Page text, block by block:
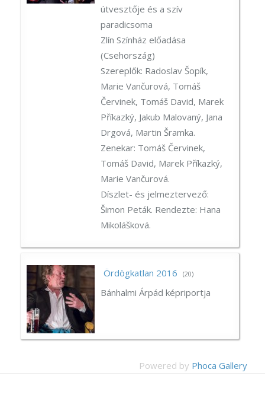
útvesztője és a szív
paradicsoma
Zlín Színház előadása
(Csehország)
Szereplők: Radoslav Šopík,
Marie Vančurová, Tomáš
Červinek, Tomáš David, Marek
Příkazký, Jakub Malovaný, Jana
Drgová, Martin Šramka.
Zenekar: Tomáš Červinek,
Tomáš David, Marek Příkazký,
Marie Vančurová.
Díszlet- és jelmeztervező:
Šimon Peták. Rendezte: Hana
Mikolášková.
Ördögkatlan 2016 (20)
Bánhalmi Árpád képriportja
Powered by Phoca Gallery